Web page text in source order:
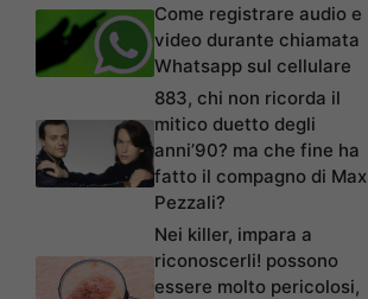
Come registrare audio e
video durante chiamata
Whatsapp sul cellulare
883, chi non ricorda il
mitico duetto degli
anni’90? ma che fine ha
fatto il compagno di Max
Pezzali?
Nei killer, impara a
riconoscerli! possono
essere molto pericolosi,